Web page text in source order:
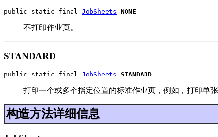
public static final JobSheets NONE
不打印作业页。
STANDARD
public static final JobSheets STANDARD
打印一个或多个指定位置的标准作业页，例如，打印单
构造方法详细信息